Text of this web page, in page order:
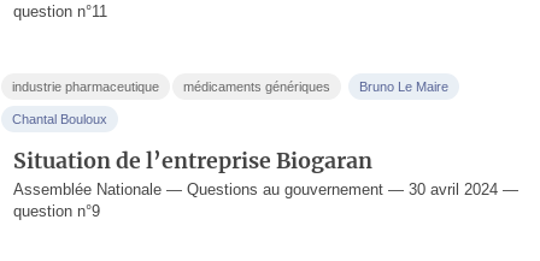
question n°11
industrie pharmaceutique médicaments génériques Bruno Le Maire
Chantal Bouloux
Situation de l’entreprise Biogaran
Assemblée Nationale — Questions au gouvernement — 30 avril 2024 —
question n°9